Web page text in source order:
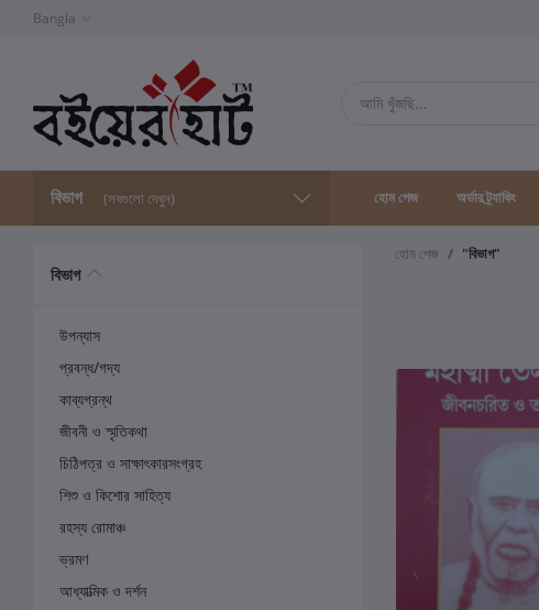
Bangla
বিভাগ (সবগুলো দেখুন) হোম পেজ অর্ডার ট্র্যাকিং
বিভাগ
উপন্যাস
প্রবন্ধ/গদ্য
কাব্যগ্রন্থ
জীবনী ও স্মৃতিকথা
চিঠিপত্র ও সাক্ষাৎকারসংগ্রহ
শিশু ও কিশোর সাহিত্য
রহস্য রোমাঞ্চ
ভ্রমণ
আধ্যাত্মিক ও দর্শন
হোম পেজ
"বিভাগ"